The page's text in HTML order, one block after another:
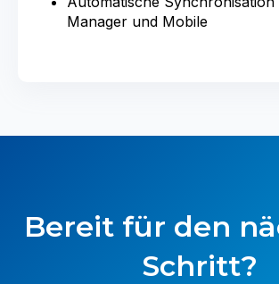
Manager und Mobile
Bereit für den
Schritt?